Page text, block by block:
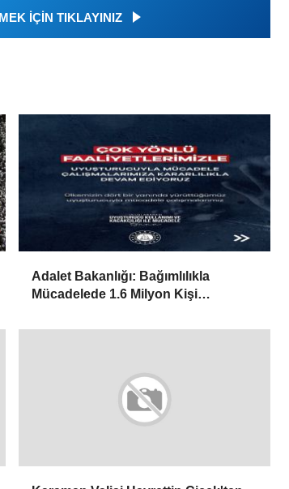
İÇİN TIKLAYINIZ
Adalet Bakanlığı: Bağımlılıkla
Mücadelede 1.6 Milyon Kişi